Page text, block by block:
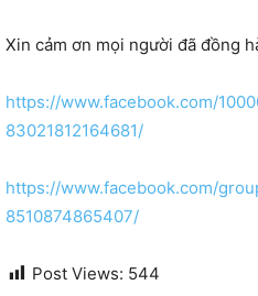
Xin cảm ơn mọi người đã đồng
https://www.facebook.com/
83021812164681/
https://www.facebook.com/
8510874865407/
Post Views: 544